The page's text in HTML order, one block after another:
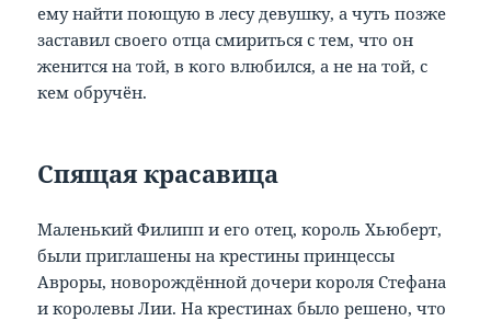
ему найти поющую в лесу девушку, а чуть позже
заставил своего отца смириться с тем, что он
женится на той, в кого влюбился, а не на той, с
кем обручён.
Спящая красавица
Маленький Филипп и его отец, король Хьюберт,
были приглашены на крестины принцессы
Авроры, новорождённой дочери короля Стефана
и королевы Лии. На крестинах было решено, что